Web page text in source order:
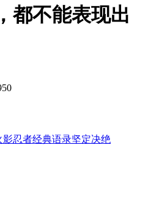
都不能表现出
影忍者经典语录坚定决绝